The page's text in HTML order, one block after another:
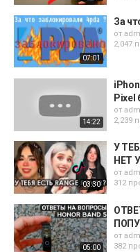
07:01
За
от
2,047
14:22
Pixel
от
2,239
03:30
У
НЕТ
от
312
05:00
от
382